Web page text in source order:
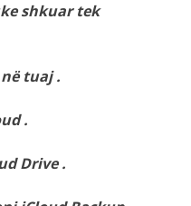
shkuar tek
tuaj .
.
Drive .